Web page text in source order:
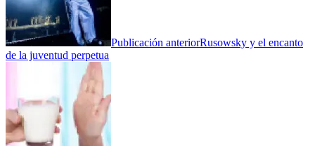
Publicación anteriorRusowsky y el encanto
de la juventud perpetua